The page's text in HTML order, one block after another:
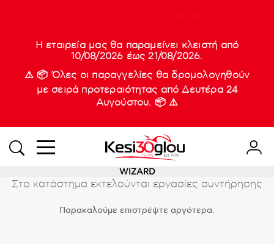
Η εταιρεία μας θα παραμείνει κλειστή από
10/08/2026 έως 21/08/2026.
⚠️ 📦 Όλες οι παραγγελίες θα δρομολογηθούν
με σειρά προτεραιότητας από Δευτέρα 24
Αυγούστου. 📦 ⚠️
WIZARD
Στο κατάστημα εκτελούνται εργασίες συντήρησης
Παρακαλούμε επιστρέψτε αργότερα.